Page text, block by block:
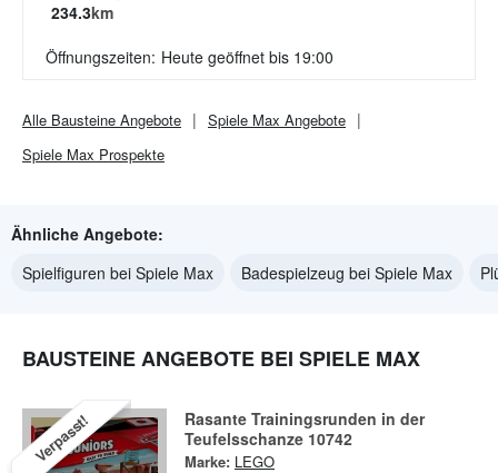
234.3km
Öffnungszeiten: Heute geöffnet bis 19:00
Alle Bausteine Angebote Spiele Max Angebote
Spiele Max Prospekte
Ähnliche Angebote:
Spielfiguren bei Spiele Max
Badespielzeug bei Spiele Max
BAUSTEINE ANGEBOTE BEI SPIELE MAX
Verpasst!
Rasante Trainingsrunden in der
Teufelsschanze 10742
Marke: LEGO